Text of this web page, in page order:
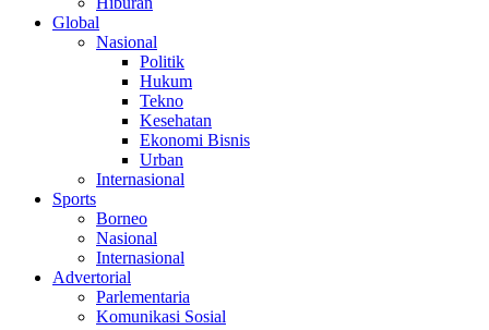
Global
Nasional
Politik
Hukum
Tekno
Kesehatan
Ekonomi Bisnis
Urban
Internasional
Sports
Borneo
Nasional
Internasional
Advertorial
Parlementaria
Komunikasi Sosial